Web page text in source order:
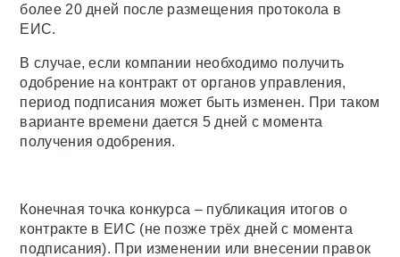
более 20 дней после размещения протокола в
ЕИС.
В случае, если компании необходимо получить
одобрение на контракт от органов управления,
период подписания может быть изменен. При таком
варианте времени дается 5 дней с момента
получения одобрения.
Конечная точка конкурса – публикация итогов о
контракте в ЕИС (не позже трёх дней с момента
подписания). При изменении или внесении правок